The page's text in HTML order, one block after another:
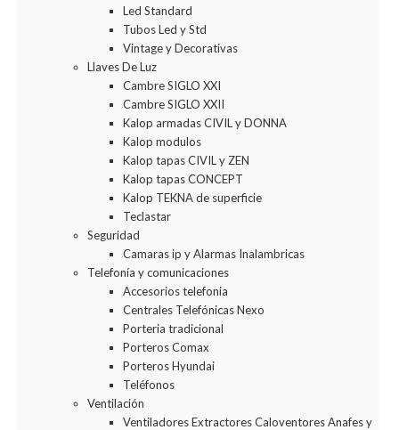
Led Standard
Tubos Led y Std
Vintage y Decorativas
Llaves De Luz
Cambre SIGLO XXI
Cambre SIGLO XXII
Kalop armadas CIVIL y DONNA
Kalop modulos
Kalop tapas CIVIL y ZEN
Kalop tapas CONCEPT
Kalop TEKNA de superficie
Teclastar
Seguridad
Camaras ip y Alarmas Inalambricas
Telefonía y comunicaciones
Accesorios telefonia
Centrales Telefónicas Nexo
Porteria tradicional
Porteros Comax
Porteros Hyundai
Teléfonos
Ventilación
Ventiladores Extractores Caloventores Anafes y